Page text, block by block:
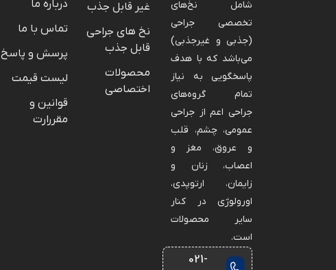
شامل نخ‌های
تخصصی جراحی
(جذبی و غیرجذبی)
می‌باشد که با هدف
پاسخگویی به نیاز
تمام گروه‌های
جراحی اعم از جراحی
عمومی، چشم، قلب
و عروق، مغز و
اعصاب، زنان و
زایمان، ارتوپدی،
اورولوژی در کنار
سایر محصولات
است.
021-
غیر قابل جذب
نخ های جراحی
قابل جذب
محصولات
اختصاصی
درباره ما
تماس با ما
پرسش و پاسخ
لیست قیمت
قوانین و
مقررارت